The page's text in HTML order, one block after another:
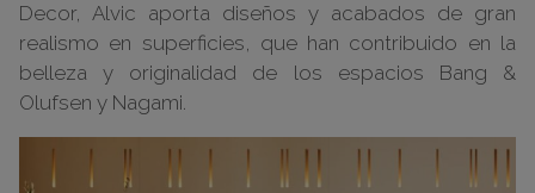
Decor, Alvic aporta diseños y acabados de gran
realismo en superficies, que han contribuido en la
belleza y originalidad de los espacios Bang &
Olufsen y Nagami.